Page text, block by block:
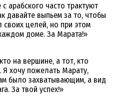
арабского часто трактуют
давайте выпьем за то, чтобы
своих целей, но при этом
доме. За Марата!»
на вершине, а тот, кто
хочу пожелать Марату,
было захватывающим, а вид
За твой успех!»